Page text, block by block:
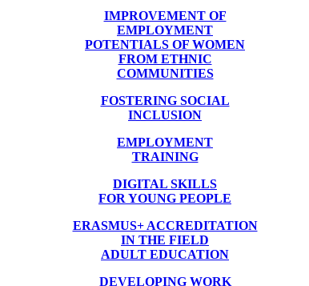
IMPROVEMENT OF
EMPLOYMENT
POTENTIALS OF WOMEN
FROM ETHNIC
COMMUNITIES
FOSTERING SOCIAL
INCLUSION
EMPLOYMENT
TRAINING
DIGITAL SKILLS
FOR YOUNG PEOPLE
ERASMUS+ ACCREDITATION
IN THE FIELD
ADULT EDUCATION
DEVELOPING WORK